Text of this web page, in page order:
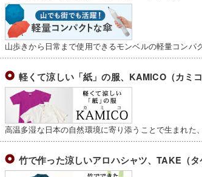
山歩きから日常まで使用できるモンベルの軽量コンパ
軽くて涼しい「紙」の服、KAMICO（カミコ
高温多湿な日本の自然環境に寄り添うことで生まれた
竹で作った涼しいアロハシャツ、TAKE（